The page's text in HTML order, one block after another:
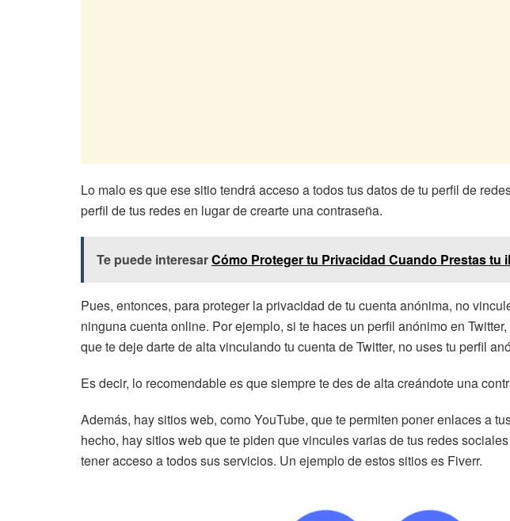
Lo malo es que ese sitio tendrá acceso a todos tus datos de tu perfil de
perfil de tus redes en lugar de crearte una contraseña.
Te puede interesarCómo Proteger tu Privacidad Cuando Prestas tu
Pues, entonces, para proteger la privacidad de tu cuenta anónima, no
ninguna cuenta online. Por ejemplo, si te haces un perfil anónimo en
que te deje darte de alta vinculando tu cuenta de Twitter, no uses tu perfil
Es decir, lo recomendable es que siempre te des de alta creándote una
Además, hay sitios web, como YouTube, que te permiten poner enlaces a
hecho, hay sitios web que te piden que vincules varias de tus redes
tener acceso a todos sus servicios. Un ejemplo de estos sitios es Fiverr.